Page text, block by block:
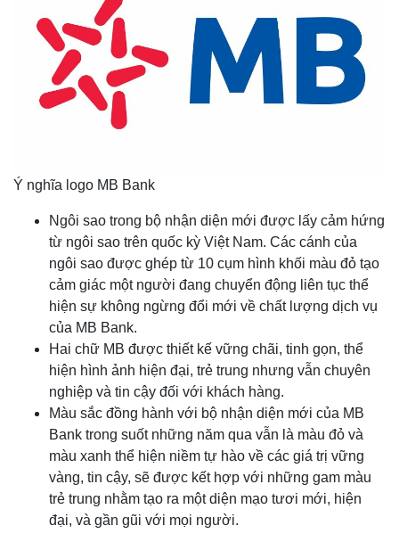
Ý nghĩa logo MB Bank
Ngôi sao trong bộ nhận diện mới được lấy cảm hứng
từ ngôi sao trên quốc kỳ Việt Nam. Các cánh của
ngôi sao được ghép từ 10 cụm hình khối màu đỏ tạo
cảm giác một người đang chuyển động liên tục thể
hiện sự không ngừng đổi mới về chất lượng dịch vụ
của MB Bank.
Hai chữ MB được thiết kế vững chãi, tinh gọn, thể
hiện hình ảnh hiện đại, trẻ trung nhưng vẫn chuyên
nghiệp và tin cậy đối với khách hàng.
Màu sắc đồng hành với bộ nhận diện mới của MB
Bank trong suốt những năm qua vẫn là màu đỏ và
màu xanh thể hiện niềm tự hào về các giá trị vững
vàng, tin cậy, sẽ được kết hợp với những gam màu
trẻ trung nhằm tạo ra một diện mạo tươi mới, hiện
đại, và gần gũi với mọi người.